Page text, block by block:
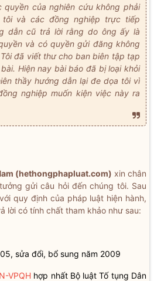
của nghiên cứu không phải
và các đồng nghiệp trực tiếp
dẫn cũ trả lời rằng do ông ấy là
và có quyền gửi đăng không
đã viết thư cho ban biên tập tạp
Hiện nay bài báo đã bị loại khỏi
thầy hướng dẫn lại đe dọa tôi vì
nghiệp muốn kiện việc này ra
(hethongphapluat.com) xin chân
gửi câu hỏi đến chúng tôi. Sau
quy định của pháp luật hiện hành,
lời có tính chất tham khảo như sau:
sửa đổi, bổ sung năm 2009
VPQH hợp nhất Bộ luật Tố tụng Dân